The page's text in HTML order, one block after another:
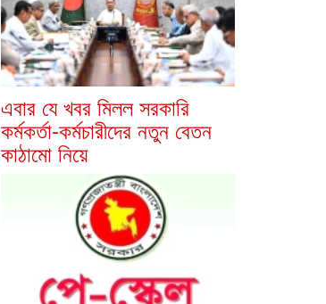
এবার যে খবর মিলল সরকারি
কর্মকর্তা-কর্মচারীদের নতুন বেতন
কাঠামো নিয়ে